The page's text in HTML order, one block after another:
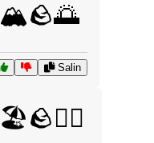
🏔️🪨🌅
Salin
🏖️🪨🏄‍♂️